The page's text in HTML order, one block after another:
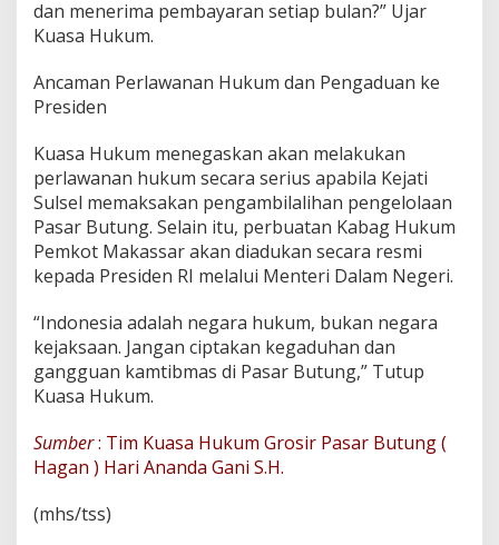
dan menerima pembayaran setiap bulan?” Ujar
Kuasa Hukum.
Ancaman Perlawanan Hukum dan Pengaduan ke
Presiden
Kuasa Hukum menegaskan akan melakukan
perlawanan hukum secara serius apabila Kejati
Sulsel memaksakan pengambilalihan pengelolaan
Pasar Butung. Selain itu, perbuatan Kabag Hukum
Pemkot Makassar akan diadukan secara resmi
kepada Presiden RI melalui Menteri Dalam Negeri.
“Indonesia adalah negara hukum, bukan negara
kejaksaan. Jangan ciptakan kegaduhan dan
gangguan kamtibmas di Pasar Butung,” Tutup
Kuasa Hukum.
Sumber: Tim Kuasa Hukum Grosir Pasar Butung (
Hagan ) Hari Ananda Gani S.H.
(mhs/tss)